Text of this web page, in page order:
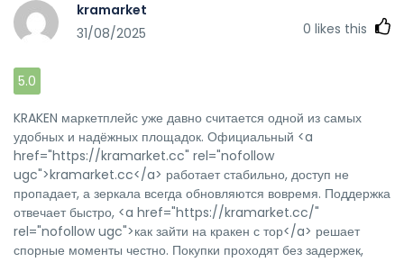
kramarket
31/08/2025
0 likes this
5.0
KRAKEN маркетплейс уже давно считается одной из самых
удобных и надёжных площадок. Официальный <a
href="https://kramarket.cc" rel="nofollow
ugc">kramarket.cc</a> работает стабильно, доступ не
пропадает, а зеркала всегда обновляются вовремя. Поддержка
отвечает быстро, <a href="https://kramarket.cc/"
rel="nofollow ugc">как зайти на кракен с тор</a> решает
спорные моменты честно. Покупки проходят без задержек,